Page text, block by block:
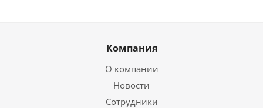
Компания
О компании
Новости
Сотрудники